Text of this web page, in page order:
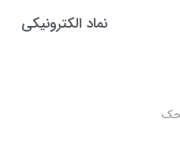
نماد الکترونیکی